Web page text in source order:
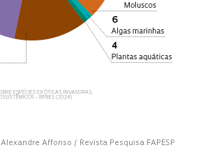
Alexandre Affonso / Revista Pesquisa FAPESP